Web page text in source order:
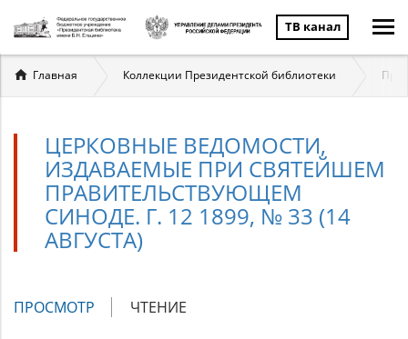
ТВ канал
Вы
здесь
Главная Коллекции Президентской библиотеки
ЦЕРКОВНЫЕ ВЕДОМОСТИ,
ИЗДАВАЕМЫЕ ПРИ СВЯТЕЙШЕМ
ПРАВИТЕЛЬСТВУЮЩЕМ
СИНОДЕ. Г. 12 1899, № 33 (14
АВГУСТА)
Главные
ПРОСМОТР (АКТИВНАЯ
ЧТЕНИЕ